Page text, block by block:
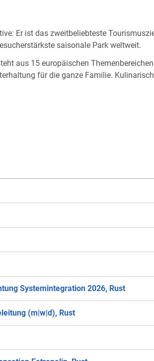
Er ist das zweitbeliebteste
saisonale Park weltweit.
aus 15 europäischen
für die ganze Familie.
Systemintegration 2026, Rust
(m|w|d), Rust